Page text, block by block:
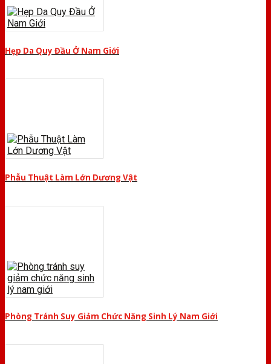
Hẹp Da Quy Đầu Ở Nam Giới
Phẫu Thuật Làm Lớn Dương Vật
Phòng Tránh Suy Giảm Chức Năng Sinh Lý Nam Giới